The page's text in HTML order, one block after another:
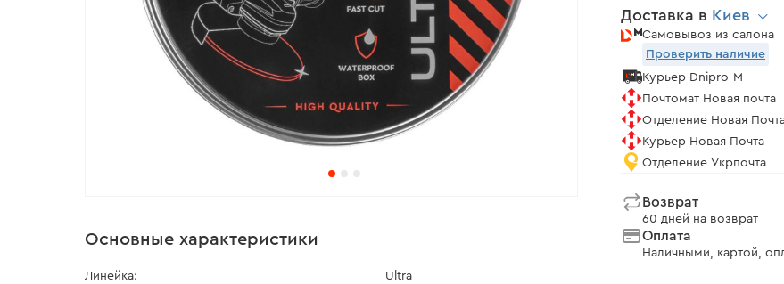
Доставка в Киев
Самовывоз из салона
Проверить наличие
Курьер Dnipro-M
Почтомат Новая почта
Отделение Новая
Курьер Новая Почта
Отделение Укрпочта
Возврат
60 дней на возврат
Оплата
Наличными, картой,
Основные характеристики
Линейка: Ultra